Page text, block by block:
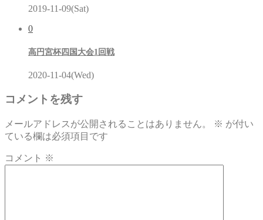
2019-11-09(Sat)
0
高円宮杯四国大会1回戦
2020-11-04(Wed)
コメントを残す
メールアドレスが公開されることはありません。 ※ が付い
ている欄は必須項目です
コメント ※